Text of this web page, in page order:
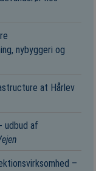
nybyggeri og
at Hårlev
udbud af
–